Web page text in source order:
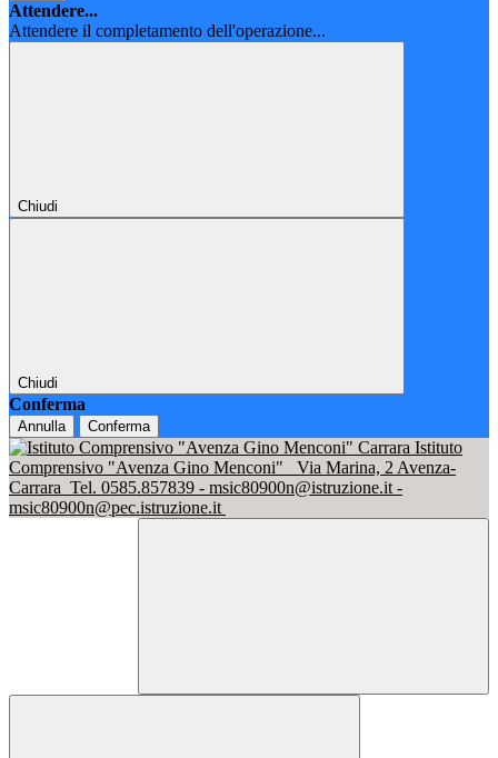
Attendere...
Attendere il completamento dell'operazione...
Chiudi
Chiudi
Conferma
Annulla Conferma
Istituto
Comprensivo "Avenza Gino Menconi"
Via Marina, 2 Avenza-
Carrara Tel. 0585.857839 - msic80900n@istruzione.it -
msic80900n@pec.istruzione.it